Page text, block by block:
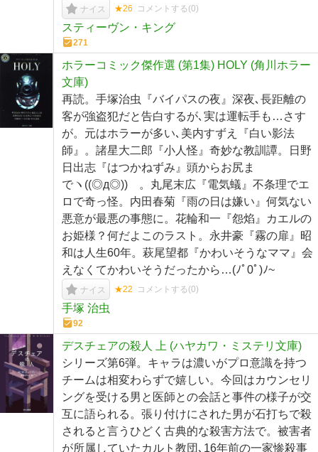
ナイス ★26 コメントする(0)
スティーヴン・キング
271
ホラーコミック傑作選 (第1集) HOLY (角川ホラー
文庫)
再読。手塚治虫『バイパスの夜』深夜､長距離の
客が強盗犯だと告白するが､実は運転手も…さす
が。元はホラーが多い､美内すずえ『白い影法
師』。諸星大二郎『小人怪』奇妙な教訓譚。日野
日出志『はつかねずみ』頭からお尻ま
でヽ⁠(⁠(⁠◎⁠д⁠◎⁠)⁠)⁠ゝ。丸尾末広『電気蟻』不条理でエ
ロで奇っ怪。内田春菊『雨の日は嫌い』何気ない
悪意が最悪の事態に。花輪和一『怨焰』カエルの
お姫様？何だよこのラスト。永井豪『霧の扉』昭
和は人生60年。萩尾望都『かわいそうなママ』会
えなくてかわいそうだったから…(⁠ﾉﾟ⁠0ﾟ⁠)⁠ﾉ⁠~
ナイス ★22 コメントする(0)
手塚 治虫
92
デスチェアの殺人 上 (ハヤカワ・ミステリ文庫)
シリーズ第6弾。キャラは濃いがプロ意識を持つ
チームは相変わらずで嬉しい。今回はカウンセリ
ングを受ける男と医師との会話と事件の様子が交
互に語られる。張り付けにされた男が石打ちで殺
されると言うひどく古典的な殺害方法で。被害者
が所属していたカルト教団､16年前の一家惨殺事